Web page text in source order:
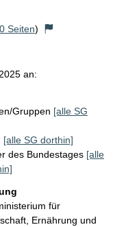
Seiten)
an:
Gruppen [alle SG
[alle SG dorthin]
des Bundestages [alle
für
Ernährung und